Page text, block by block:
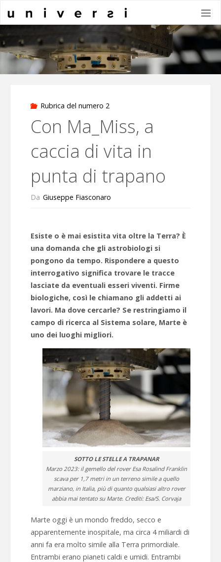
Rubrica del numero 2
Con Ma_Miss, a
caccia di vita in
punta di trapano
Da Giuseppe Fiasconaro
Esiste o è mai esistita vita oltre la Terra? È
una domanda che gli astrobiologi si
pongono da tempo. Rispondere a questo
interrogativo significa trovare le tracce
lasciate da eventuali esseri viventi. Firme
biologiche, così le chiamano gli addetti ai
lavori. Ma dove cercarle? Se restringiamo il
campo di ricerca al Sistema solare, Marte è
uno dei luoghi migliori.
SOTTO LE STELLE A TRAPANAR
Marzo 2023: il gemello del rover Esa Rosalind Franklin
scava per 1,7 metri in un terreno simile a quello
marziano, in Italia, più di quanto qualsiasi altro rover
abbia mai tentato su Marte. Crediti: Esa/S. Corvaja
Marte oggi è un mondo freddo, secco e
apparentemente inospitale, ma circa 4 miliardi di
anni fa era molto simile alla Terra primordiale.
Entrambi erano pianeti caldi e umidi. Entrambi